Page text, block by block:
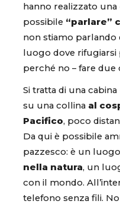
hanno realizzato una
possibile “parlare”
non stiamo parlando
luogo dove rifugiarsi
perché no – fare due
Si tratta di una
su una collina al
Pacifico, poco
Da qui è possibile
pazzesco: è un
nella natura, un
con il mondo.
telefono senza fili.